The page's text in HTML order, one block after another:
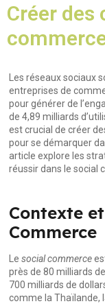
Créer des
Les réseaux sociaux
entreprises de
pour générer de
de 4,89 milliards
est crucial de créer
pour se démarquer
article explore les
réussir dans le social
Contexte
Commerce
Lesocial commerce
près de 80 milliards
700 milliards de
comme la Thaïlande,